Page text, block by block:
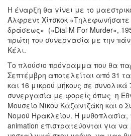
Η έναρξη θα γίνει με το
Άλφρεντ Χίτσκοκ
δράσεως» («Dial M For Murder»,
πρώτη του συνεργασία με την
Κέλι.
Το πλούσιο πρόγραμμα που θα
Σεπτέμβρη αποτελείται από 31
και 16 μικρού μήκους σε
συνεργασία με φορείς όπως η
Μουσείο Νίκου Καζαντζάκη και ο
Νομού Ηρακλείου. Η μυθοπλασία,
animation επιστρατεύονται για